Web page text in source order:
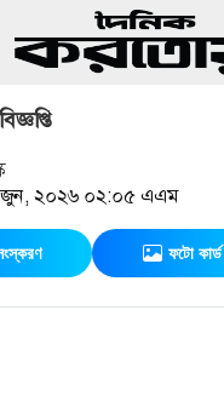
জুন, ২০২৬ ০২:০৫ এএম
ফটো কার্ড